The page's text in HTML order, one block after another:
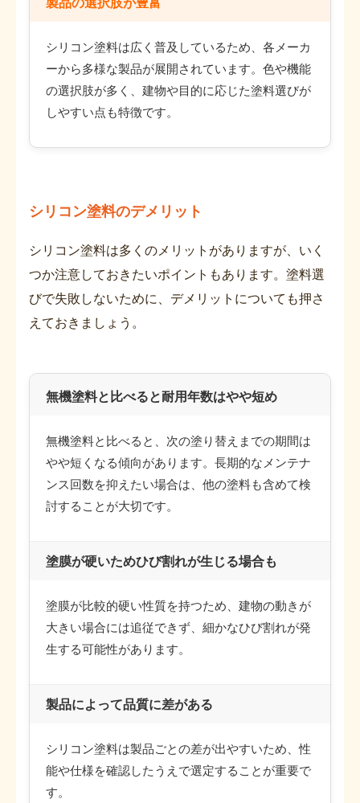
シリコン塗料は広く普及しているため、各メーカ
ーから多様な製品が展開されています。色や機能
の選択肢が多く、建物や目的に応じた塗料選びが
しやすい点も特徴です。
シリコン塗料のデメリット
シリコン塗料は多くのメリットがありますが、いく
つか注意しておきたいポイントもあります。塗料選
びで失敗しないために、デメリットについても押さ
えておきましょう。
無機塗料と比べると耐用年数はやや短め
無機塗料と比べると、次の塗り替えまでの期間は
やや短くなる傾向があります。長期的なメンテナ
ンス回数を抑えたい場合は、他の塗料も含めて検
討することが大切です。
塗膜が硬いためひび割れが生じる場合も
塗膜が比較的硬い性質を持つため、建物の動きが
大きい場合には追従できず、細かなひび割れが発
生する可能性があります。
製品によって品質に差がある
シリコン塗料は製品ごとの差が出やすいため、性
能や仕様を確認したうえで選定することが重要で
す。